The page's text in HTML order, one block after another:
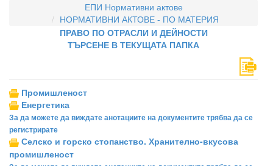
ЕПИ Нормативни актове
НОРМАТИВНИ АКТОВЕ - ПО МАТЕРИЯ
ПРАВО ПО ОТРАСЛИ И ДЕЙНОСТИ
ТЪРСЕНЕ В ТЕКУЩАТА ПАПКА
Промишленост
Енергетика
За да можете да виждате анотациите на документите трябва да се
регистрирате
Селско и горско стопанство. Хранително-вкусова
промишленост